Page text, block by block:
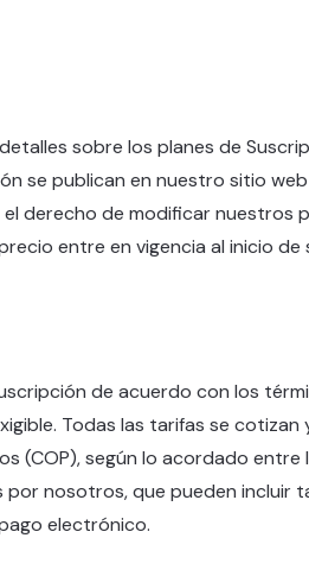
sobre los planes de
se publican en nuestro sitio
derecho de modificar nuestros
entre en vigencia al inicio de
de acuerdo con los
Todas las tarifas se cotizan
(COP), según lo acordado entre
nosotros, que pueden incluir
electrónico.